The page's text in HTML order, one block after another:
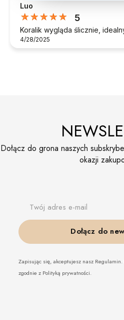
Luo
5
Koralik wygląda ślicznie,
4/28/2025
Dołącz do grona naszych
okazji
Twój adres e-mail
Dołącz do
Zapisując się, akceptujesz nasz
zgodnie z Polityką prywatności.